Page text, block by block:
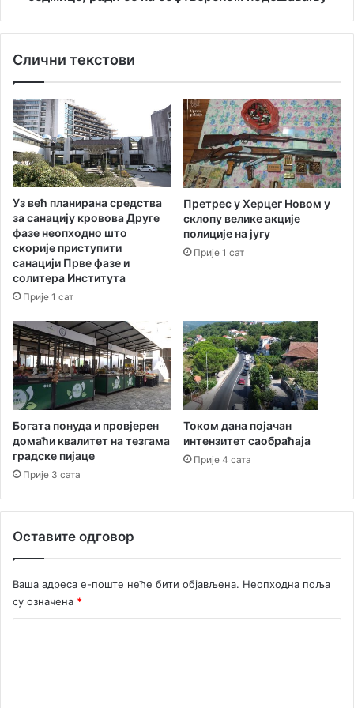
б
а
ј
н
а
н
е
з
г
о
д
у
Х
р
ц
е
г
Н
о
в
о
м
и
у
ф
у
н
к
и
ј
и
д
о
к
а
ј
а
с
е
д
м
и
ц
е
д
и
е
н
Слични текстови
Уз већ планирана средства
за санацију кровова Друге
фазе неопходно што
скорије приступити
санацији Прве фазе и
солитера Института
Прије 1 сат
Претрес у Херцег Новом у
склопу велике акције
полиције на југу
Прије 1 сат
Богата понуда и провјерен
домаћи квалитет на тезгама
градске пијаце
Прије 3 сата
Током дана појачан
интензитет саобраћаја
Прије 4 сата
Оставите одговор
Ваша адреса е-поште неће бити објављена. Неопходна поља
су означена *